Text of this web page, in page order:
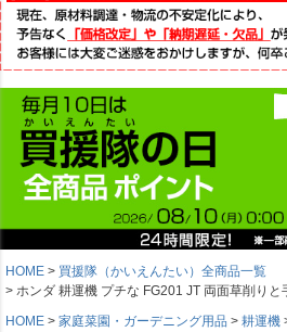
HOME
買援隊（かいえんたい）全商品一覧
ホンダ 耕運機 プチな FG201 JT 両面草削りと
HOME
家庭菜園・ガーデニング用品 耕運機